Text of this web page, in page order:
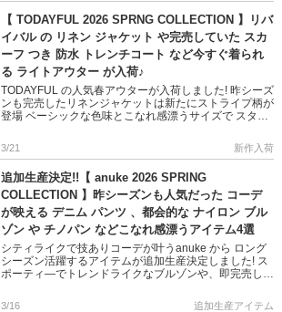
【 TODAYFUL 2026 SPRNG COLLECTION 】リバ
イバル の リネン ジャケット や完売していた スカ
ーフ つき 防水 トレンチコート など今すぐ着られ
る ライトアウター が入荷♪
TODAYFUL の人気春アウターが入荷しました! 昨シーズ
ンも完売したリネンジャケットは新たにストライプ柄が
登場 ベーシックな色味とこなれ感漂うサイズで スタリ
ングトレ […]
3/21 新作入荷
追加生産決定!!【 anuke 2026 SPRING
COLLECTION 】昨シーズンも人気だった コーデ
が映える デニム パンツ 、都会的な ナイロン ブル
ゾン や チノパン などこなれ感漂うアイテム4選
シティライクで技ありコーデが叶うanuke から ロング
シーズン活躍するアイテムが追加生産決定しました! ス
ポーティ―でトレンドライクなブルゾンや、即完売した
漂うアイテム […]
3/16 追加生産アイテム